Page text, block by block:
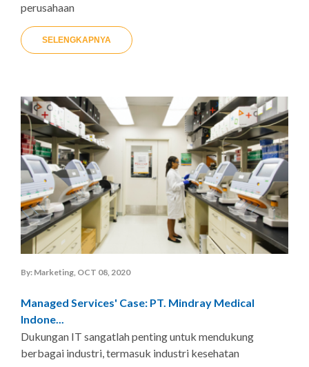
perusahaan
SELENGKAPNYA
By: Marketing, OCT 08, 2020
Managed Services' Case: PT. Mindray Medical
Indone...
Dukungan IT sangatlah penting untuk mendukung
berbagai industri, termasuk industri kesehatan